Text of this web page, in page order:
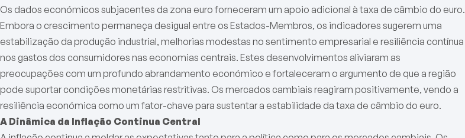
Os dados económicos subjacentes da zona euro forneceram um apoio adicional à taxa de câmbio do euro.
Embora o crescimento permaneça desigual entre os Estados-Membros, os indicadores sugerem uma
estabilização da produção industrial, melhorias modestas no sentimento empresarial e resiliência contínua
nos gastos dos consumidores nas economias centrais. Estes desenvolvimentos aliviaram as
preocupações com um profundo abrandamento económico e fortaleceram o argumento de que a região
pode suportar condições monetárias restritivas. Os mercados cambiais reagiram positivamente, vendo a
resiliência económica como um fator-chave para sustentar a estabilidade da taxa de câmbio do euro.
A Dinâmica da Inflação Continua Central